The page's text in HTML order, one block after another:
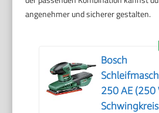
angenehmer und sicherer gestalten.
Bosch
250 AE (250